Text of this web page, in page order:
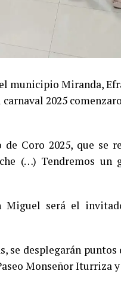
municipio Miranda,
2025
Coro 2025, que se
(…) Tendremos un
Miguel será el
se desplegarán
Monseñor Iturriza